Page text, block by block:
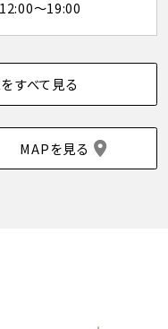
～19:00
すべて見る
MAPを見る